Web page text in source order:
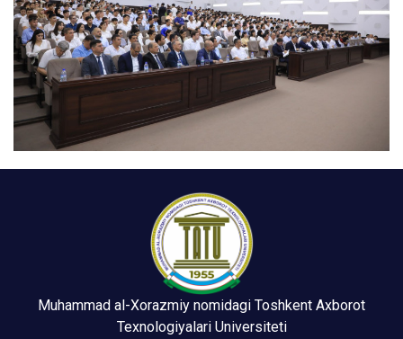
Muhammad al-Xorazmiy nomidagi Toshkent Axborot
Texnologiyalari Universiteti